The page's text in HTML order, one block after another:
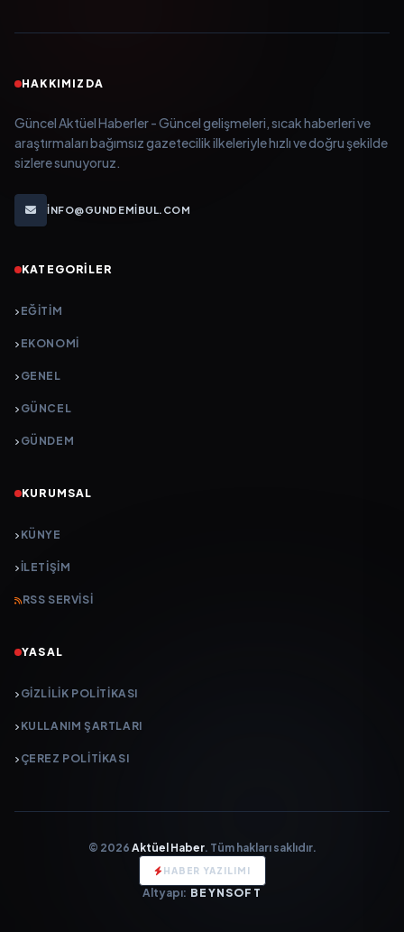
HAKKIMIZDA
Güncel Aktüel Haberler - Güncel gelişmeleri, sıcak haberleri ve
araştırmaları bağımsız gazetecilik ilkeleriyle hızlı ve doğru şekilde
sizlere sunuyoruz.
INFO@GUNDEMIBUL.COM
KATEGORILER
EĞITIM
EKONOMI
GENEL
GÜNCEL
GÜNDEM
KURUMSAL
KÜNYE
İLETIŞIM
RSS SERVISI
YASAL
GIZLILIK POLITIKASI
KULLANIM ŞARTLARI
ÇEREZ POLITIKASI
© 2026 Aktüel Haber. Tüm hakları saklıdır.
HABER YAZILIMI
Altyapı: BEYNSOFT